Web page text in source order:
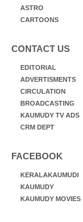
ASTRO
CARTOONS
CONTACT US
EDITORIAL
ADVERTISMENTS
CIRCULATION
BROADCASTING
KAUMUDY TV ADS
CRM DEPT
FACEBOOK
KERALAKAUMUDI
KAUMUDY
KAUMUDY MOVIES